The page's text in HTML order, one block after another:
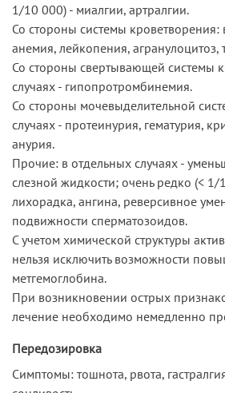
1/10 000) - миалгии, артралгии.
Со стороны системы кроветворения:
анемия, лейкопения,
Со стороны свертывающей системы
случаях - гипопротромбинемия.
Со стороны мочевыделительной
случаях - протеинурия, гематурия,
анурия.
Прочие: в отдельных случаях -
слезной жидкости; очень редко (<
лихорадка, ангина, реверсивное
подвижности сперматозоидов.
С учетом химической структуры
нельзя исключить возможности
метгемоглобина.
При возникновении острых
лечение необходимо немедленно
Передозировка
Симптомы: тошнота, рвота,